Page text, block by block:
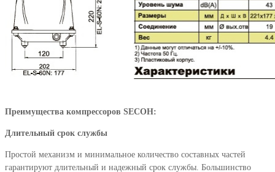
Преимущества компрессоров SECOH:
Длительный срок службы
Простой механизм и минимальное количество составных частей
гарантируют длительный и надежный срок службы. Большинство